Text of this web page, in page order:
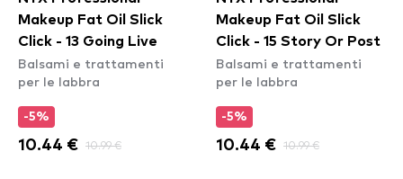
Makeup Fat Oil Slick
Click - 13 Going Live
Balsami e trattamenti
per le labbra
-5%
10.44 € 10.99 €
Makeup Fat Oil Slick
Click - 15 Story Or Post
Balsami e trattamenti
per le labbra
-5%
10.44 € 10.99 €